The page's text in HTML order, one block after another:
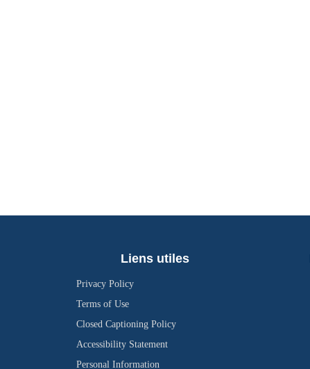
Liens utiles
Privacy Policy
Terms of Use
Closed Captioning Policy
Accessibility Statement
Personal Information